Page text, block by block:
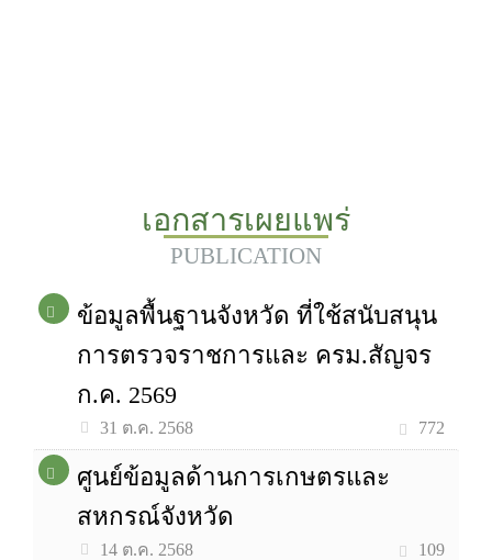
เอกสารเผยแพร่
PUBLICATION
ข้อมูลพื้นฐานจังหวัด ที่ใช้สนับสนุน
การตรวจราชการและ ครม.สัญจร
ก.ค. 2569
31 ต.ค. 2568 772
ศูนย์ข้อมูลด้านการเกษตรและ
สหกรณ์จังหวัด
14 ต.ค. 2568 109